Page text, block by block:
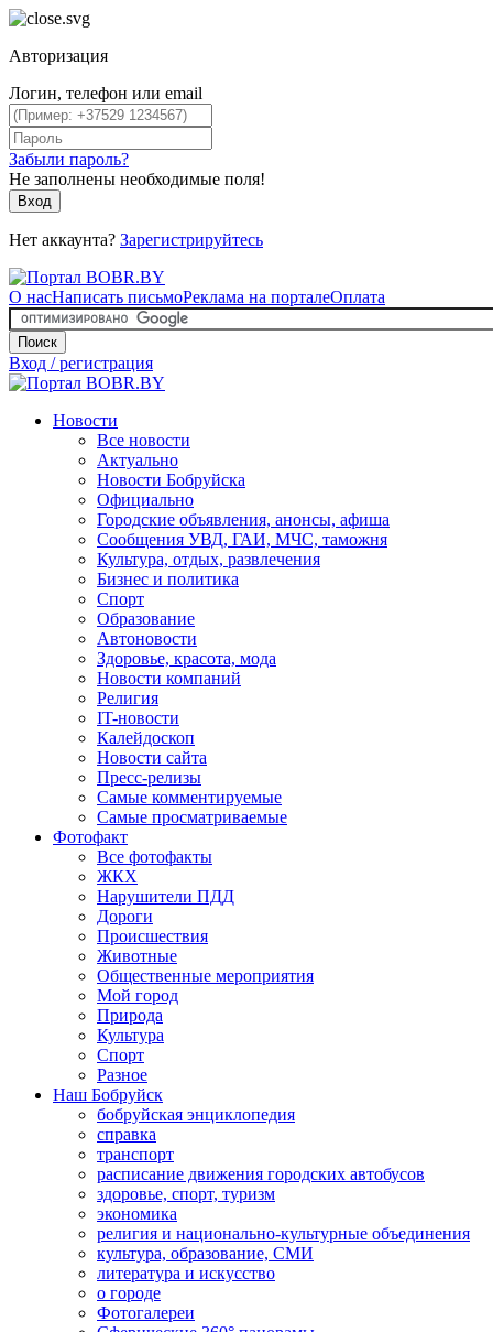
Авторизация
Логин, телефон или email
Забыли пароль?
Не заполнены необходимые поля!
Вход
Нет аккаунта? Зарегистрируйтесь
О насНаписать письмоРеклама на порталеОплата
Поиск
Вход / регистрация
Новости
Все новости
Актуально
Новости Бобруйска
Официально
Городские объявления, анонсы, афиша
Сообщения УВД, ГАИ, МЧС, таможня
Культура, отдых, развлечения
Бизнес и политика
Спорт
Образование
Автоновости
Здоровье, красота, мода
Новости компаний
Религия
IT-новости
Калейдоскоп
Новости сайта
Пресс-релизы
Самые комментируемые
Самые просматриваемые
Фотофакт
Все фотофакты
ЖКХ
Нарушители ПДД
Дороги
Происшествия
Животные
Общественные мероприятия
Мой город
Природа
Культура
Спорт
Разное
Наш Бобруйск
бобруйская энциклопедия
справка
транспорт
расписание движения городских автобусов
здоровье, спорт, туризм
экономика
религия и национально-культурные объединения
культура, образование, СМИ
литература и искусство
о городе
Фотогалереи